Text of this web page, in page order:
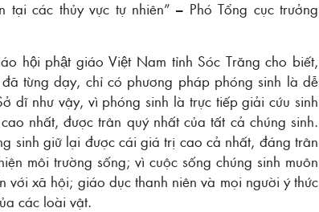
các thủy vực tự nhiên” – Phó Tổng cục trưởng
hội phật giáo Việt Nam tỉnh Sóc Trăng cho biết,
từng dạy, chỉ có phương pháp phóng sinh là dễ
dĩ như vậy, vì phóng sinh là trực tiếp giải cứu sinh
nhất, được trân quý nhất của tất cả chúng sinh.
sinh giữ lại được cái giá trị cao cả nhất, đáng trân
môi trường sống; vì cuộc sống chúng sinh muôn
xã hội; giáo dục thanh niên và mọi người ý thức
các loài vật.